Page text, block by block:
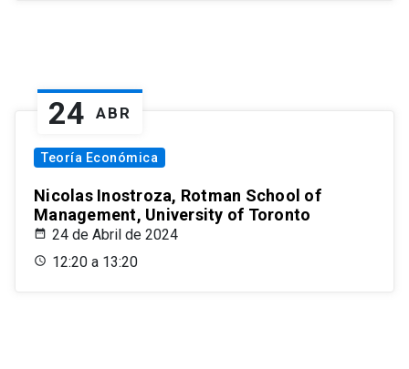
24 ABR
Teoría Económica
Nicolas Inostroza, Rotman School of
Management, University of Toronto
24 de Abril de 2024
12:20 a 13:20